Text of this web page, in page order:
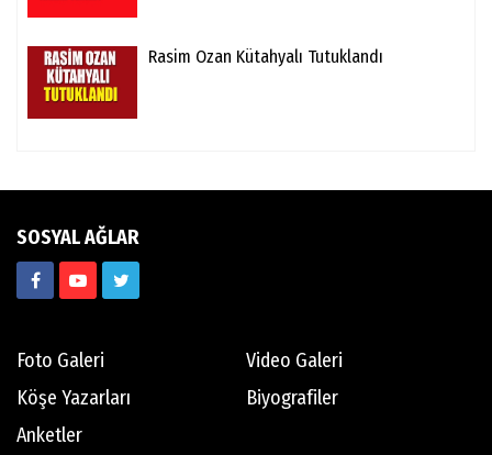
Rasim Ozan Kütahyalı Tutuklandı
SOSYAL AĞLAR
Foto Galeri
Video Galeri
Köşe Yazarları
Biyografiler
Anketler